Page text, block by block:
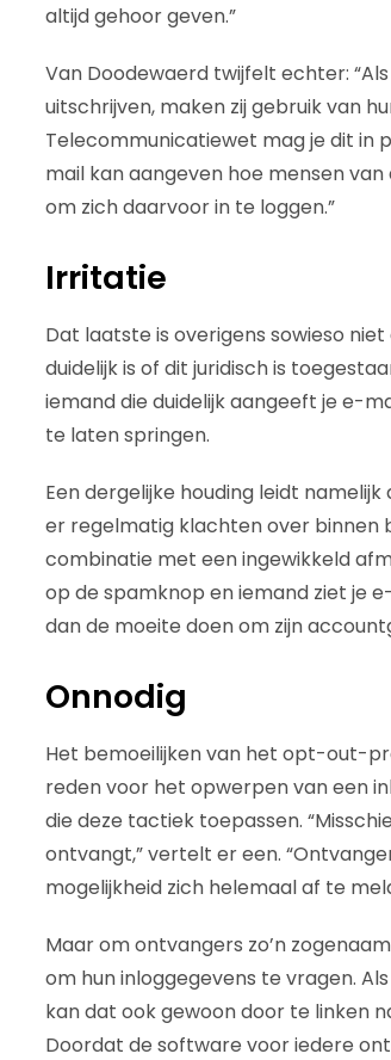
altijd gehoor geven.”
Van Doodewaerd twijfelt echter:
uitschrijven, maken zij gebruik van
Telecommunicatiewet mag je dit in
mail kan aangeven hoe mensen
om zich daarvoor in te loggen.”
Irritatie
Dat laatste is overigens sowieso
duidelijk is of dit juridisch is
iemand die duidelijk aangeeft je e-
te laten springen.
Een dergelijke houding leidt
er regelmatig klachten over binnen
combinatie met een ingewikkeld
op de spamknop en iemand ziet je
dan de moeite doen om zijn
Onnodig
Het bemoeilijken van het opt-out-
reden voor het opwerpen van een
die deze tactiek toepassen.
ontvangt,” vertelt er een.
mogelijkheid zich helemaal af te
Maar om ontvangers zo’n
om hun inloggegevens te vragen.
kan dat ook gewoon door te linken
Doordat de software voor iedere